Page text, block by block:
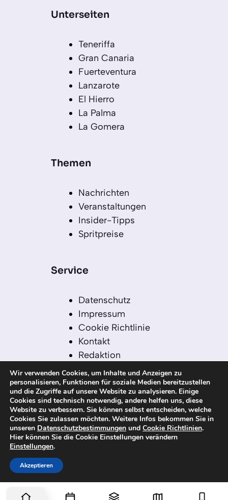
Unterseiten
Teneriffa
Gran Canaria
Fuerteventura
Lanzarote
El Hierro
La Palma
La Gomera
Themen
Nachrichten
Veranstaltungen
Insider-Tipps
Spritpreise
Service
Datenschutz
Impressum
Cookie Richtlinie
Kontakt
Redaktion
Redaktionelle Leitlinien
Sitemap
Einsatz von KI in der
Redaktion
© 2026 kanaren-nachrichten.com – Alle
Rechte vorbehalten
Wir verwenden Cookies, um Inhalte und Anzeigen zu
personalisieren, Funktionen für soziale Medien bereitzustellen
und die Zugriffe auf unsere Website zu analysieren. Einige
Cookies sind technisch notwendig, andere helfen uns, diese
Website zu verbessern. Sie können selbst entscheiden, welche
Cookies Sie zulassen möchten. Weitere Infos bekommen Sie in
unseren Datenschutzbestimmungen und Cookie Richtlinien.
Hier können Sie die Cookie Einstellungen verändern
Einstellungen.
Akzeptieren